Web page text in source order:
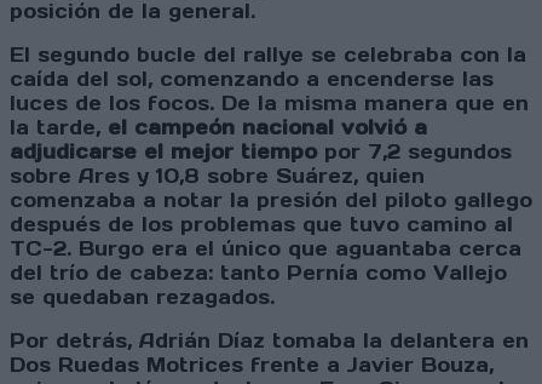
posición de la general.
El segundo bucle del rallye se celebraba con la
caída del sol, comenzando a encenderse las
luces de los focos. De la misma manera que en
la tarde, el campeón nacional volvió a
adjudicarse el mejor tiempo por 7,2 segundos
sobre Ares y 10,8 sobre Suárez, quien
comenzaba a notar la presión del piloto gallego
después de los problemas que tuvo camino al
TC-2. Burgo era el único que aguantaba cerca
del trío de cabeza: tanto Pernía como Vallejo
se quedaban rezagados.
Por detrás, Adrián Díaz tomaba la delantera en
Dos Ruedas Motrices frente a Javier Bouza,